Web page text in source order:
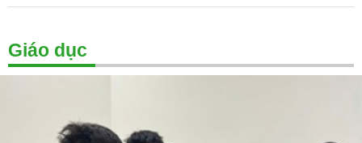
Giáo dục